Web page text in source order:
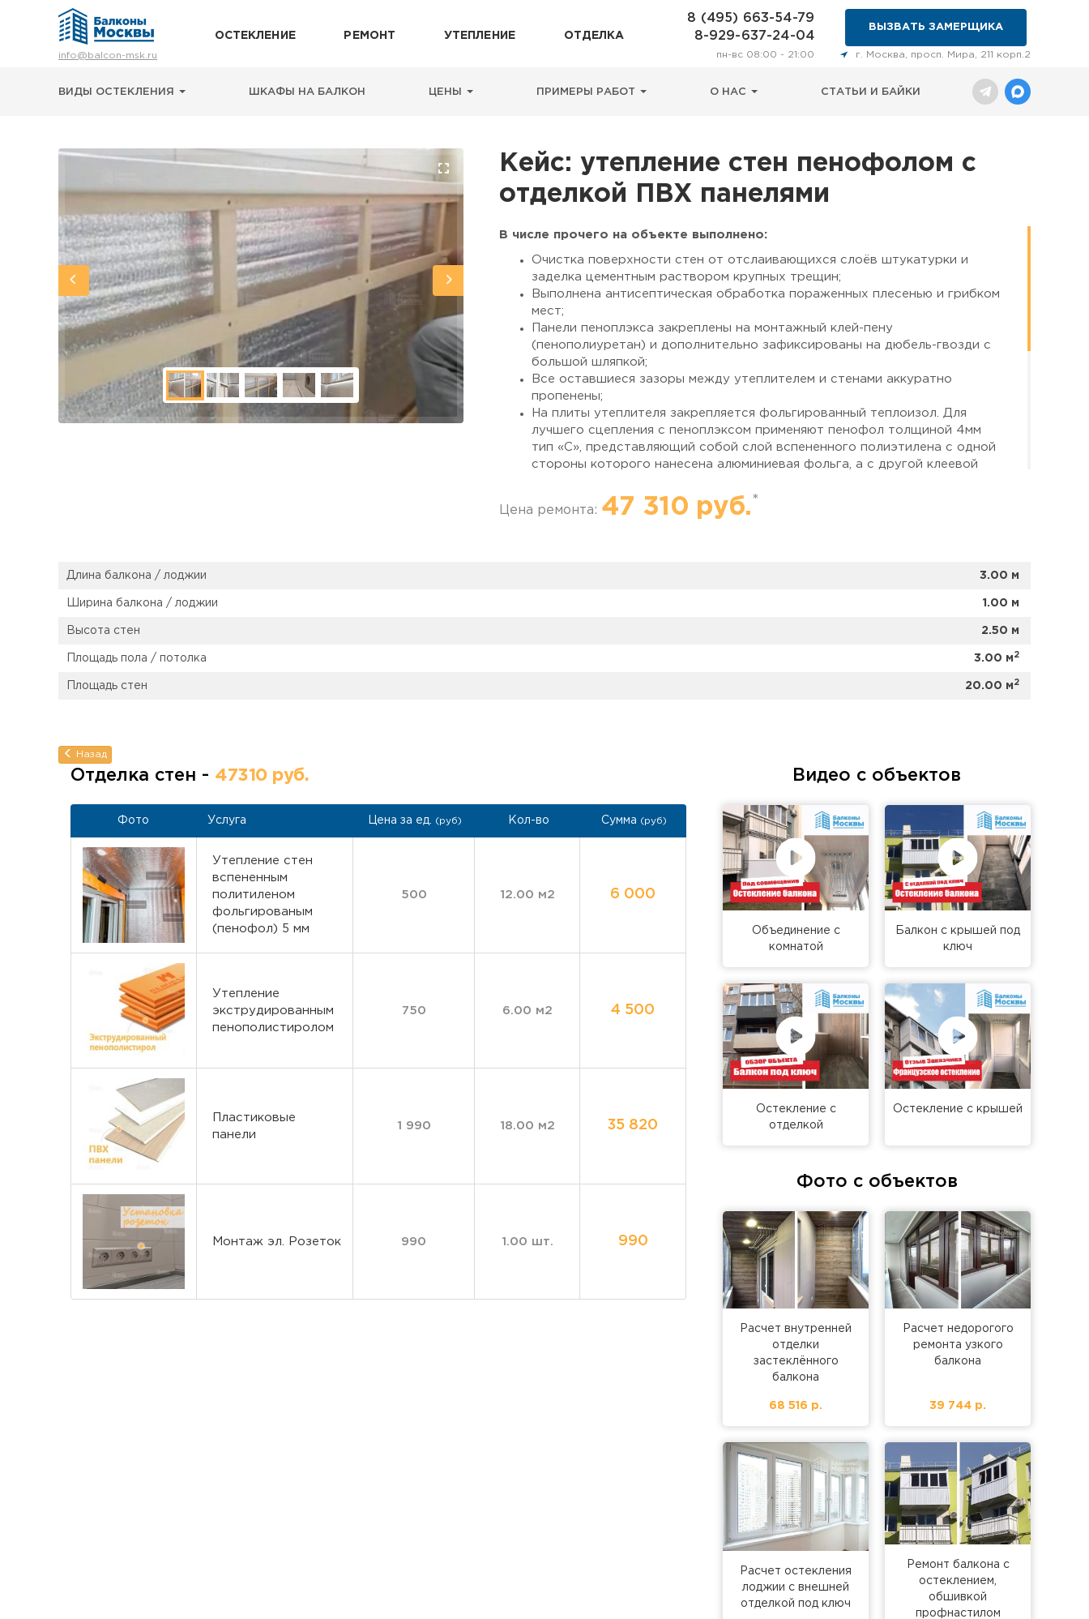
info@balcon-msk.ru
ОСТЕКЛЕНИЕ РЕМОНТ УТЕПЛЕНИЕ ОТДЕЛКА
8 (495) 663-54-79
8-929-637-24-04
пн-вс 08:00 - 21:00
ВЫЗВАТЬ ЗАМЕРЩИКА
г. Москва, просп. Мира, 211 корп.2
ВИДЫ ОСТЕКЛЕНИЯ ШКАФЫ НА БАЛКОН ЦЕНЫ ПРИМЕРЫ РАБОТ О НАС СТАТЬИ И БАЙКИ
Остекление
Утепление
Шкафы на балкон
Примеры работ
Статьи и байки
8 (495) 663-54-79
8-929-637-24-04
ВЫЗВАТЬ ЗАМЕРЩИКА
г. Москва, просп. Мира, 211 корп.2
Назад
Кейс: утепление стен пенофолом с
отделкой ПВХ панелями
В числе прочего на объекте выполнено:
Очистка поверхности стен от отслаивающихся слоёв штукатурки и
заделка цементным раствором крупных трещин;
Выполнена антисептическая обработка пораженных плесенью и грибком
мест;
Панели пеноплэкса закреплены на монтажный клей-пену
(пенополиуретан) и дополнительно зафиксированы на дюбель-гвозди с
большой шляпкой;
Все оставшиеся зазоры между утеплителем и стенами аккуратно
пропенены;
На плиты утеплителя закрепляется фольгированный теплоизол. Для
лучшего сцепления с пеноплэксом применяют пенофол толщиной 4мм
тип «С», представляющий собой слой вспененного полиэтилена с одной
стороны которого нанесена алюминиевая фольга, а с другой клеевой
Выполнен монтаж деревянной обрешетки из сосновой рейки с
последующей обработкой огнебиозащитным раствором;
Цена ремонта: 47 310 руб.*
Длина балкона / лоджии 3.00 м
Ширина балкона / лоджии 1.00 м
Высота стен 2.50 м
Площадь пола / потолка 3.00 м 2
Площадь стен 20.00 м 2
Отделка стен - 47310 руб.
Фото Услуга Цена за ед. (руб) Кол-во Сумма (руб)
Утепление стен
вспененным
политиленом
фольгированым
(пенофол) 5 мм
500 12.00 м2 6 000
Утепление
экструдированным
пенополистиролом
750 6.00 м2 4 500
Пластиковые
панели
1 990 18.00 м2 35 820
Монтаж эл. Розеток 990 1.00 шт. 990
Видео с объектов
Объединение с
комнатой
Балкон с крышей под
ключ
Остекление с
отделкой
Остекление с крышей
Фото с объектов
Расчет внутренней
отделки
застеклённого
балкона
68 516 р.
Расчет недорогого
ремонта узкого
балкона
39 744 р.
Расчет остекления
лоджии с внешней
отделкой под ключ
Ремонт балкона с
остеклением,
обшивкой
профнастилом